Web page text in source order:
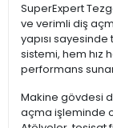
SuperExpert
ve verimli diş
yapısı
sistemi, hem hız
performans
Makine gövdesi
açma işleminde